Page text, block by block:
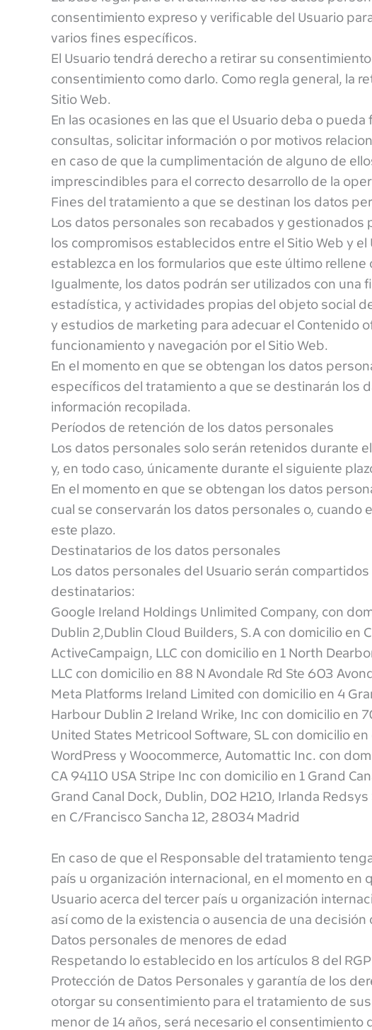
consentimiento expreso y verificable del Usuario
varios fines específicos.
El Usuario tendrá derecho a retirar su
consentimiento como darlo. Como regla general, la
Sitio Web.
En las ocasiones en las que el Usuario deba o
consultas, solicitar información o por motivos
en caso de que la cumplimentación de alguno de
imprescindibles para el correcto desarrollo de la
Fines del tratamiento a que se destinan los datos
Los datos personales son recabados y gestionados
los compromisos establecidos entre el Sitio Web y
establezca en los formularios que este último
Igualmente, los datos podrán ser utilizados con una
estadística, y actividades propias del objeto social
y estudios de marketing para adecuar el Contenido
funcionamiento y navegación por el Sitio Web.
En el momento en que se obtengan los datos
específicos del tratamiento a que se destinarán los
información recopilada.
Períodos de retención de los datos personales
Los datos personales solo serán retenidos durante
y, en todo caso, únicamente durante el siguiente
En el momento en que se obtengan los datos
cual se conservarán los datos personales o,
este plazo.
Destinatarios de los datos personales
Los datos personales del Usuario serán
destinatarios:
Google Ireland Holdings Unlimited Company, con
Dublin 2,Dublin Cloud Builders, S.A con domicilio
ActiveCampaign, LLC con domicilio en 1 North
LLC con domicilio en 88 N Avondale Rd Ste 603
Meta Platforms Ireland Limited con domicilio en 4
Harbour Dublin 2 Ireland Wrike, Inc con domicilio en
United States Metricool Software, SL con domicilio
WordPress y Woocommerce, Automattic Inc. con
CA 94110 USA Stripe Inc con domicilio en 1 Grand
Grand Canal Dock, Dublin, D02 H210, Irlanda
en C/Francisco Sancha 12, 28034 Madrid
En caso de que el Responsable del tratamiento
país u organización internacional, en el momento
Usuario acerca del tercer país u organización
así como de la existencia o ausencia de una decisión
Datos personales de menores de edad
Respetando lo establecido en los artículos 8 del
Protección de Datos Personales y garantía de los
otorgar su consentimiento para el tratamiento de
menor de 14 años, será necesario el